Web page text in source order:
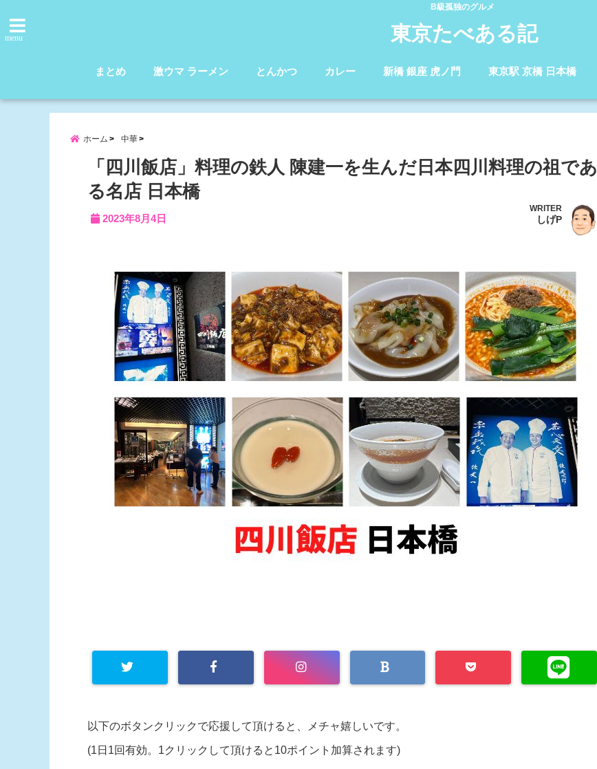
B級孤独のグルメ
menu 東京たべある記
まとめ 激ウマ ラーメン とんかつ カレー 新橋 銀座 虎ノ門 東京駅 京橋 日本橋
ホーム 中華
「四川飯店」料理の鉄人 陳建一を生んだ日本四川料理の祖であ
る名店 日本橋
2023年8月4日
WRITER
しげP
以下のボタンクリックで応援して頂けると、メチャ嬉しいです。
(1日1回有効。1クリックして頂けると10ポイント加算されます)